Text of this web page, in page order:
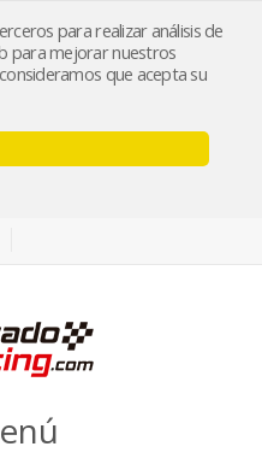
para realizar análisis de
para mejorar nuestros
que acepta su